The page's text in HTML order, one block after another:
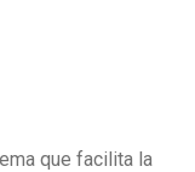
que facilita la